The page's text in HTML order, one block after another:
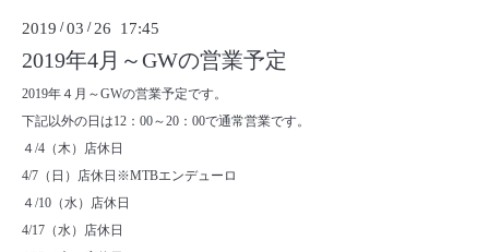
2019 /03 / 26 17:45
2019年4月～GWの営業予定
2019年４月～GWの営業予定です。
下記以外の日は12：00～20：00で通常営業です。
４/4（木）店休日
4/7（日）店休日※MTBエンデューロ
４/10（水）店休日
4/17（水）店休日